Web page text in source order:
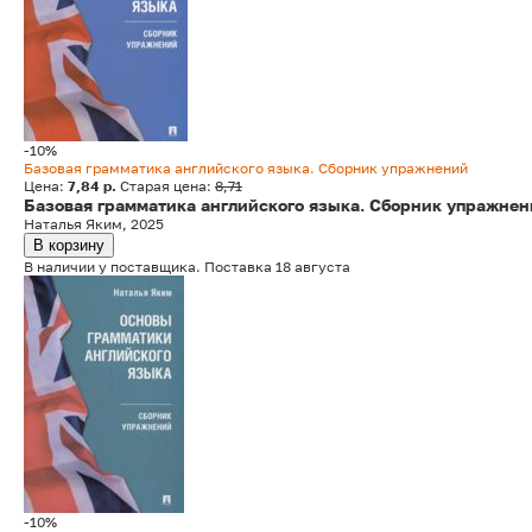
-10%
Базовая грамматика английского языка. Сборник упражнений
Цена: 7,84 р. Старая цена: 8,71
Базовая грамматика английского языка. Сборник
Наталья Яким, 2025
В корзину
В наличии у поставщика. Поставка 18 августа
-10%